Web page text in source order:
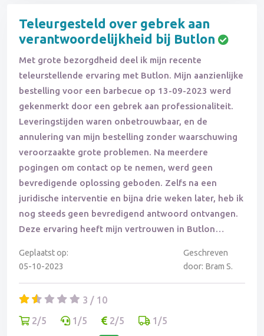
Teleurgesteld over gebrek aan
verantwoordelijkheid bij Butlon
Met grote bezorgdheid deel ik mijn recente
teleurstellende ervaring met Butlon. Mijn aanzienlijke
bestelling voor een barbecue op 13-09-2023 werd
gekenmerkt door een gebrek aan professionaliteit.
Leveringstijden waren onbetrouwbaar, en de
annulering van mijn bestelling zonder waarschuwing
veroorzaakte grote problemen. Na meerdere
pogingen om contact op te nemen, werd geen
bevredigende oplossing geboden. Zelfs na een
juridische interventie en bijna drie weken later, heb ik
nog steeds geen bevredigend antwoord ontvangen.
Deze ervaring heeft mijn vertrouwen in Butlon
Geplaatst op:
05-10-2023
Geschreven
door: Bram S.
3 / 10
2/5
1/5 2/5
1/5